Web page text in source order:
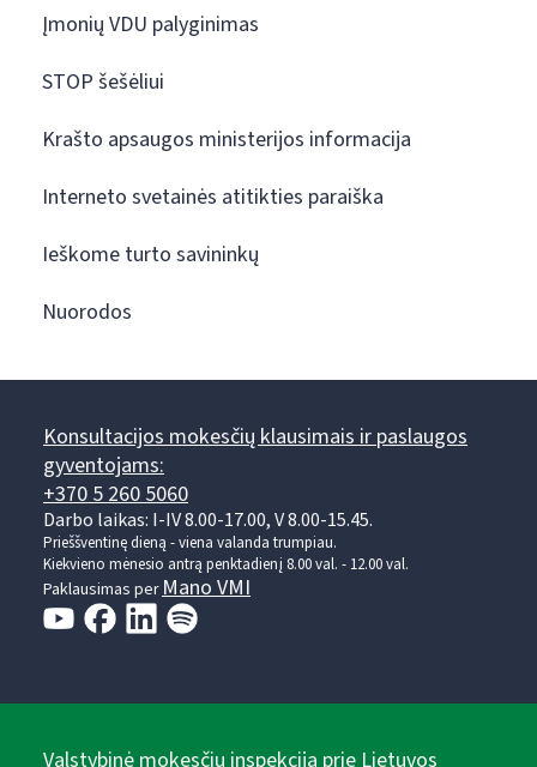
Įmonių VDU palyginimas
STOP šešėliui
Krašto apsaugos ministerijos informacija
Interneto svetainės atitikties paraiška
Ieškome turto savininkų
Nuorodos
Konsultacijos mokesčių klausimais ir paslaugos
gyventojams:
+370 5 260 5060
Darbo laikas: I-IV 8.00-17.00, V 8.00-15.45.
Prieššventinę dieną - viena valanda trumpiau.
Kiekvieno mėnesio antrą penktadienį 8.00 val. - 12.00 val.
Paklausimas perMano VMI
Valstybinė mokesčių inspekcija prie Lietuvos